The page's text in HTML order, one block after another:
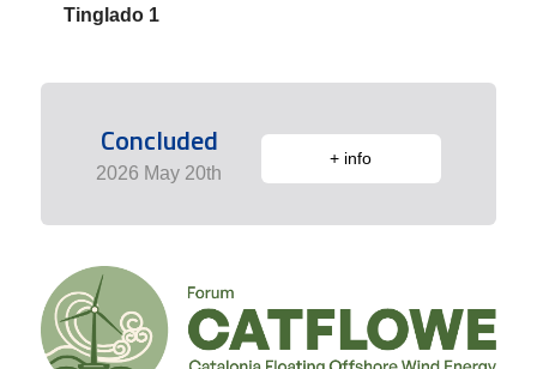
Tinglado 1
Concluded
2026 May 20th
+ info